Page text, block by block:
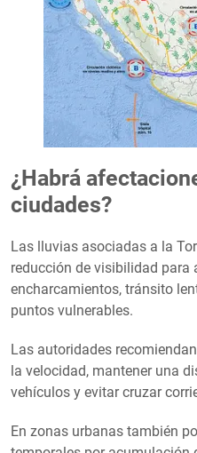
¿Habrá
ciudades?
Las lluvias asociadas a la
reducción de visibilidad para
encharcamientos, tránsito
puntos vulnerables.
Las autoridades
la velocidad, mantener una
vehículos y evitar cruzar
En zonas urbanas también